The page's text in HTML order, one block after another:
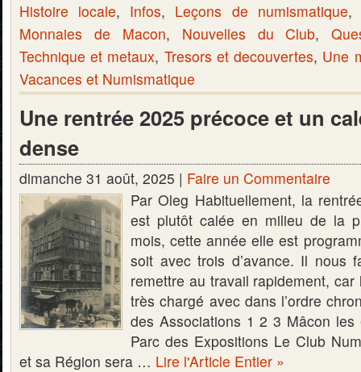
Histoire locale, Infos, Leçons de numismatique,
Monnaies de Macon, Nouvelles du Club,
Technique et metaux, Tresors et decouvertes, Une
Vacances et Numismatique
Une rentrée 2025 précoce et un
dense
dimanche 31 août, 2025 | Faire un Commentaire
Par Oleg Habituellement, la
est plutôt calée en milieu de la
mois, cette année elle est
soit avec trois d’avance. Il nous
remettre au travail rapidement,
très chargé avec dans l’ordre
des Associations 1 2 3 Mâcon
Parc des Expositions Le Club
et sa Région sera … Lire l'Article Entier »